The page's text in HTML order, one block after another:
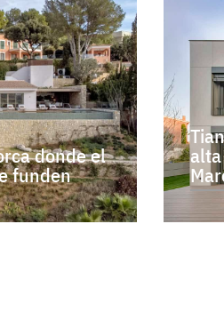
donde el
funden